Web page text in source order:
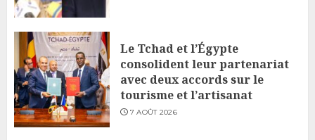
Le Tchad et l’Égypte
consolident leur partenariat
avec deux accords sur le
tourisme et l’artisanat
7 AOÛT 2026